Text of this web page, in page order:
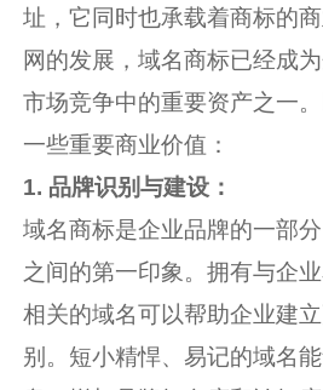
址，它同时也承载着商标的
网的发展，域名商标已经成
市场竞争中的重要资产之一
一些重要商业价值：
1. 品牌识别与建设：
域名商标是企业品牌的一部
之间的第一印象。拥有与企
相关的域名可以帮助企业建
别。短小精悍、易记的域名